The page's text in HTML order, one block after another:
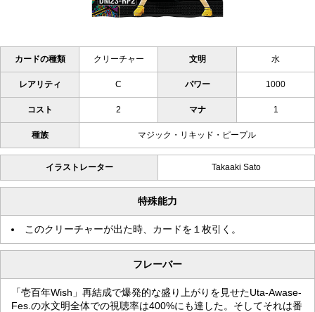
カードの種類 クリーチャー 文明 水
レアリティ C パワー 1000
コスト 2 マナ 1
種族 マジック・リキッド・ピープル
イラストレーター Takaaki Sato
特殊能力
このクリーチャーが出た時、カードを１枚引く。
フレーバー
「壱百年Wish」再結成で爆発的な盛り上がりを見せたUta-Awase-
Fes.の水文明全体での視聴率は400%にも達した。そしてそれは番